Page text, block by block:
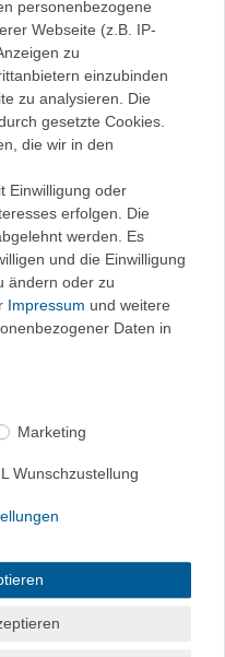
und soziale
die verwendeten Stoffe
umweltfreundliche
Parka ist die perfekte
Nachhaltigkeit
Sie zuverlässig
Ihnen optimalen
und atmungsaktiver
2-Lagen-Außenstoff
Fill-Power 100%
манchetten
personenbezogene
Webseite (z.B. IP-
zu
einzubinden
zu analysieren. Die
gesetzte Cookies.
die wir in den
Einwilligung oder
erfolgen. Die
werden. Es
und die Einwilligung
ändern oder zu
Impressum und weitere
Daten in
Marketing
Wunschzustellung